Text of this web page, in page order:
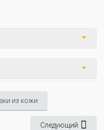
из кожи
Следующий